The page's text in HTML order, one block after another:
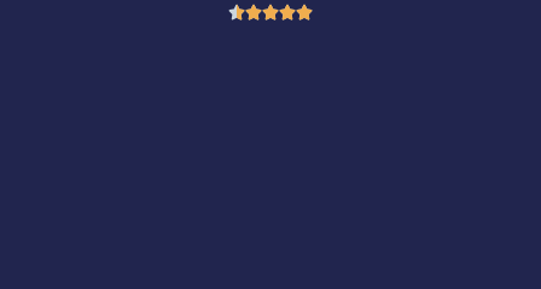




امتیاز